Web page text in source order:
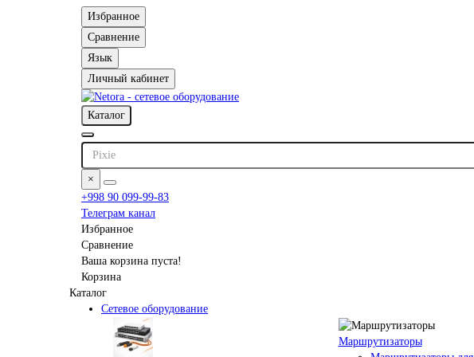
Избранное
Сравнение
Язык
Личный кабинет
Каталог
×
+998 90 099-99-83
Телеграм канал
Избранное
Сравнение
Ваша корзина пуста!
Корзина
Каталог
Сетевое оборудование
Маршрутизаторы